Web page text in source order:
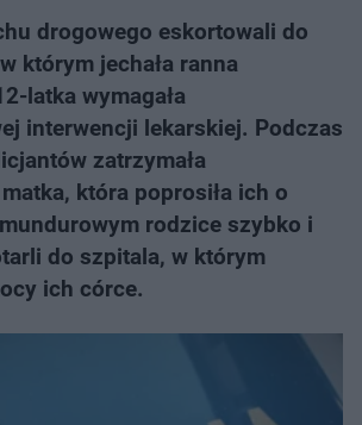
drogowego eskortowali do
którym jechała ranna
latka wymagała
interwencji lekarskiej. Podczas
zatrzymała
która poprosiła ich o
rodzice szybko i
do szpitala, w którym
ich córce.